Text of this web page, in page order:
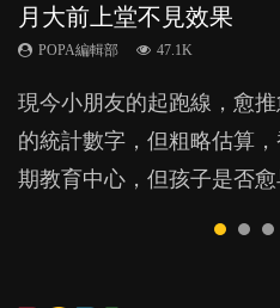
月大前上堂不見效果
POPA編輯部 47.1K
現今小朋友的起跑線，愈
的統計數字，但粗略估算
期教育中心，但孩子是否
與懲罰？
POPA編輯部 33.1K
由美國學者所創的 tools of
戲方式學習，學術能力和
友優勝，到底這課程有何
POPA編輯部 15.9K
鬱，影響日常生活，嚴重
朋友的念頭。但為何爸爸
覺？...
力與價值
POPA編輯部 25.8K
許多媽媽心底可能都有一
是在職好。雖說每個家庭
因素，但原來全職和在職媽
POPA編輯部 25.5K
成吮手指的習慣，大個就
他們放東西入口，隨時會